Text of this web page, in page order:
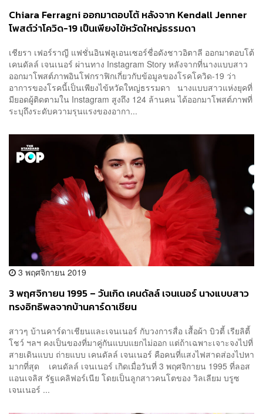
Chiara Ferragni ออกมาตอบโต้ หลังจาก Kendall Jenner
โพสต์ว่าโควิด-19 เป็นเพียงไข้หวัดใหญ่ธรรมดา
เชียรา เฟอร์ราญี แฟชั่นอินฟลูเอนเซอร์ชื่อดังชาวอิตาลี ออกมาตอบโต้
เคนดัลล์ เจนเนอร์ ผ่านทาง Instagram Story หลังจากที่นางแบบสาว
ออกมาโพสต์ภาพอินโฟกราฟิกเกี่ยวกับข้อมูลของโรคโควิด-19 ว่า
อาการของโรคนี้เป็นเพียงไข้หวัดใหญ่ธรรมดา นางแบบสาวแห่งยุคที่
มียอดผู้ติดตามใน Instagram สูงถึง 124 ล้านคน ได้ออกมาโพสต์ภาพที่
ระบุถึงระดับความรุนแรงของอากา...
3 พฤศจิกายน 2019
3 พฤศจิกายน 1995 – วันเกิด เคนดัลล์ เจนเนอร์ นางแบบสาว
ทรงอิทธิพลจากบ้านคาร์ดาเชียน
สาวๆ บ้านคาร์ดาเชียนและเจนเนอร์ กับวงการสื่อ เสื้อผ้า บิวตี้ เรียลิตี้
โชว์ ฯลฯ คงเป็นของที่มาคู่กันแบบแยกไม่ออก แต่ถ้าเฉพาะเจาะจงไปที่
สายเดินแบบ ถ่ายแบบ เคนดัลล์ เจนเนอร์ คือคนที่แสงไฟสาดส่องไปหา
มากที่สุด เคนดัลล์ เจนเนอร์ เกิดเมื่อวันที่ 3 พฤศจิกายน 1995 ที่ลอส
แอนเจลิส รัฐแคลิฟอร์เนีย โดยเป็นลูกสาวคนโตของ วิลเลียม บรูซ
เจนเนอร์ ...